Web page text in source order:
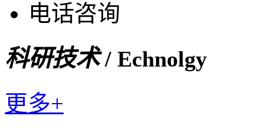
电话咨询
科研技术/ Echnolgy
更多+